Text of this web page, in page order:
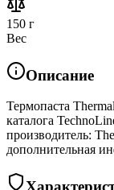
150 г
Вес
Описание
Термопаста
каталога
производитель:
дополнительная